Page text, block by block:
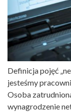
Definicja pojęć
jesteśmy
Osoba
wynagrodzenie